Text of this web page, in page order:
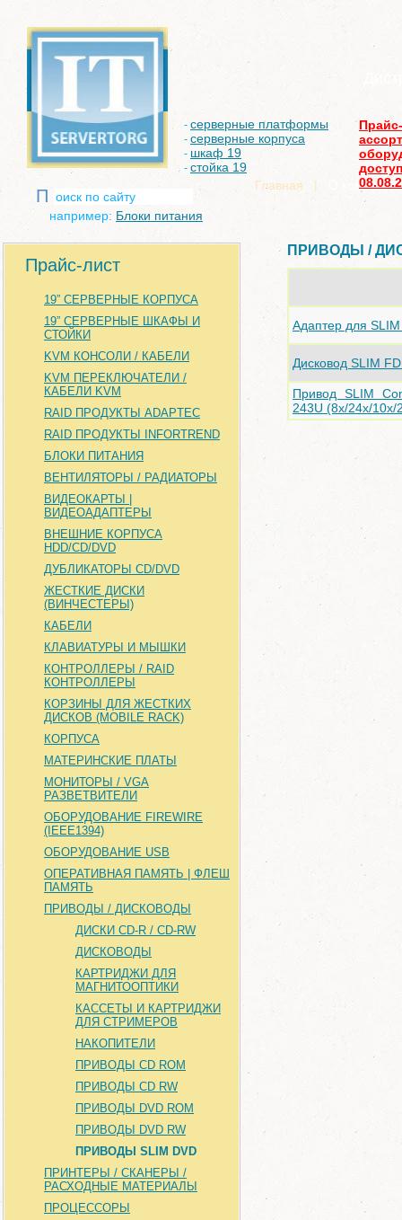
- серверные платформы
- серверные корпуса
- шкаф 19
- стойка 19
П
например: Блоки питания
Главная | О компании
Прайс-лист
19” СЕРВЕРНЫЕ КОРПУСА
19” СЕРВЕРНЫЕ ШКАФЫ И
СТОЙКИ
KVM КОНСОЛИ / КАБЕЛИ
KVM ПЕРЕКЛЮЧАТЕЛИ /
КАБЕЛИ KVM
RAID ПРОДУКТЫ ADAPTEC
RAID ПРОДУКТЫ INFORTREND
БЛОКИ ПИТАНИЯ
ВЕНТИЛЯТОРЫ / РАДИАТОРЫ
ВИДЕОКАРТЫ |
ВИДЕОАДАПТЕРЫ
ВНЕШНИЕ КОРПУСА
HDD/CD/DVD
ДУБЛИКАТОРЫ CD/DVD
ЖЕСТКИЕ ДИСКИ
(ВИНЧЕСТЕРЫ)
КАБЕЛИ
КЛАВИАТУРЫ И МЫШКИ
КОНТРОЛЛЕРЫ / RAID
КОНТРОЛЛЕРЫ
КОРЗИНЫ ДЛЯ ЖЕСТКИХ
ДИСКОВ (MOBILE RACK)
КОРПУСА
МАТЕРИНСКИЕ ПЛАТЫ
МОНИТОРЫ / VGA
РАЗВЕТВИТЕЛИ
ОБОРУДОВАНИЕ FIREWIRE
(IEEE1394)
ОБОРУДОВАНИЕ USB
ОПЕРАТИВНАЯ ПАМЯТЬ | ФЛЕШ
ПАМЯТЬ
ПРИВОДЫ / ДИСКОВОДЫ
ДИСКИ CD-R / CD-RW
ДИСКОВОДЫ
КАРТРИДЖИ ДЛЯ
МАГНИТООПТИКИ
КАССЕТЫ И КАРТРИДЖИ
ДЛЯ СТРИМЕРОВ
НАКОПИТЕЛИ
ПРИВОДЫ CD ROM
ПРИВОДЫ CD RW
ПРИВОДЫ DVD ROM
ПРИВОДЫ DVD RW
ПРИВОДЫ SLIM DVD
ПРИНТЕРЫ / СКАНЕРЫ /
РАСХОДНЫЕ МАТЕРИАЛЫ
ПРОЦЕССОРЫ
ПРИВОДЫ /
Адаптер для
Дисковод SLIM
Привод SLIM
243U (8x/24x/10x/